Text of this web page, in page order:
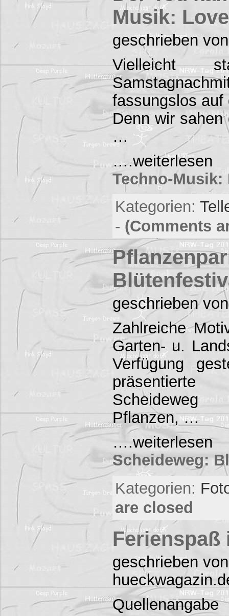
Musik:
geschrieben
Vielleicht
fassungslos auf
Denn wir
…
….weiterlesen
Techno-Musik:
Kategorien:
- (Comments
geschrieben
Zahlreiche
Garten- u.
Verfügung
Scheideweg
Pflanzen, …
Scheideweg:
Kategorien:
are closed
Ferienspaß
geschrieben